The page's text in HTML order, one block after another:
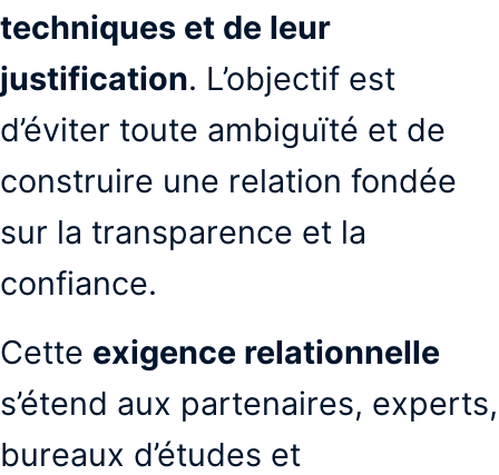
techniques et de leur
justification. L’objectif est
d’éviter toute ambiguïté et de
construire une relation fondée
sur la transparence et la
confiance.
Cette exigence relationnelle
s’étend aux partenaires, experts,
bureaux d’études et